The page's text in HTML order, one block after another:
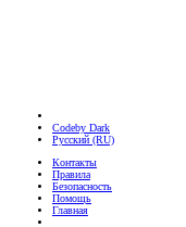
Codeby Dark
Русский (RU)
Контакты
Правила
Безопасность
Помощь
Главная